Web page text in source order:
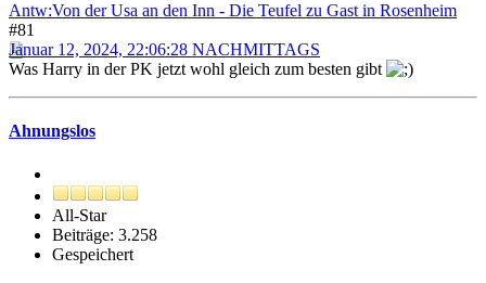
Antw:Von der Usa an den Inn - Die Teufel zu Gast in Rosenheim
#81
Januar 12, 2024, 22:06:28 NACHMITTAGS
Was Harry in der PK jetzt wohl gleich zum besten gibt
Ahnungslos
All-Star
Beiträge: 3.258
Gespeichert